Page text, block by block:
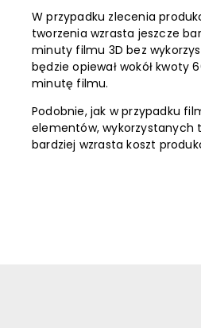
W przypadku zlecenia
tworzenia wzrasta jeszcze
minuty filmu 3D bez
będzie opiewał wokół kwoty
minutę filmu.
Podobnie, jak w przypadku
elementów, wykorzystanych
bardziej wzrasta koszt